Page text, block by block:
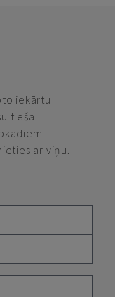
iekārtu
tiešā
ar viņu.